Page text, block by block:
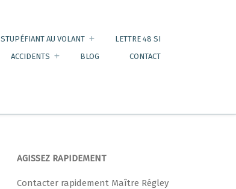
STUPÉFIANT AU VOLANT
LETTRE 48 SI
ACCIDENTS BLOG CONTACT
AGISSEZ RAPIDEMENT
Contacter rapidement Maître Régley